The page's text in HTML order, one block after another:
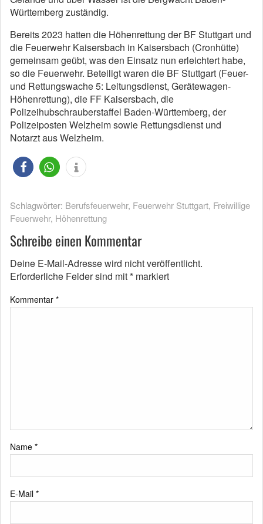
Württemberg zuständig.
Bereits 2023 hatten die Höhenrettung der BF Stuttgart und
die Feuerwehr Kaisersbach in Kaisersbach (Cronhütte)
gemeinsam geübt, was den Einsatz nun erleichtert habe,
so die Feuerwehr. Beteiligt waren die BF Stuttgart (Feuer-
und Rettungswache 5: Leitungsdienst, Gerätewagen-
Höhenrettung), die FF Kaisersbach, die
Polizeihubschrauberstaffel Baden-Württemberg, der
Polizeiposten Welzheim sowie Rettungsdienst und
Notarzt aus Welzheim.
Schlagwörter: Berufsfeuerwehr, Feuerwehr Stuttgart, Freiwillige
Feuerwehr, Höhenrettung
Schreibe einen Kommentar
Deine E-Mail-Adresse wird nicht veröffentlicht.
Erforderliche Felder sind mit* markiert
Kommentar *
Name *
E-Mail *